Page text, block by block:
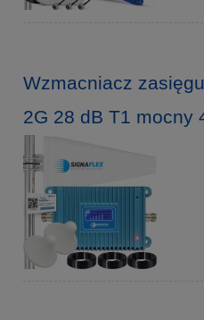
Wzmacniacz
2G 28 dB T1 mocny